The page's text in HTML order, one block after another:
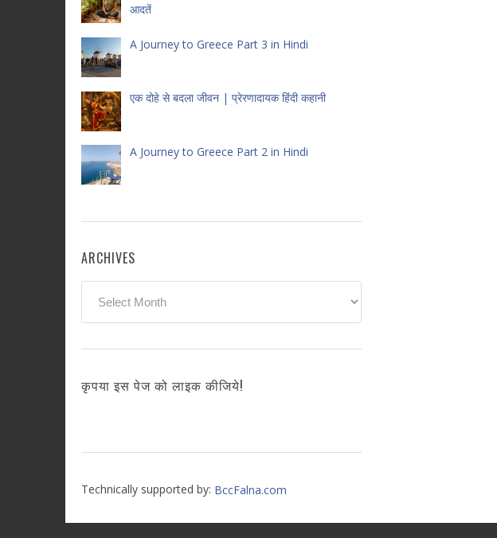
आदतें
A Journey to Greece Part 3 in Hindi
एक दोहे से बदला जीवन | प्रेरणादायक हिंदी कहानी
A Journey to Greece Part 2 in Hindi
ARCHIVES
कृपया इस पेज को लाइक कीजिये!
Technically supported by: BccFalna.com